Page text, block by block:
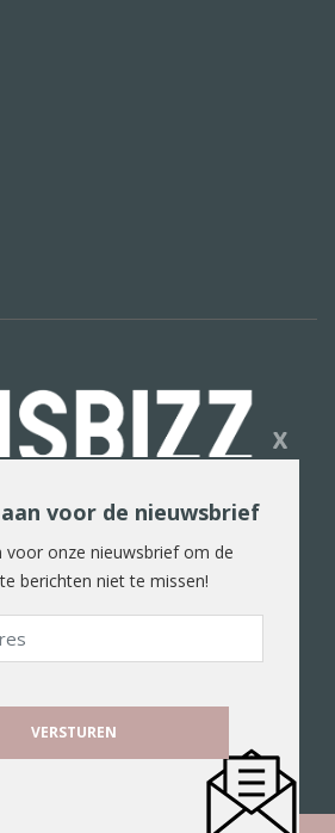
in woord en beeld
X
voor de nieuwsbrief
voor onze nieuwsbrief om de
berichten niet te missen!